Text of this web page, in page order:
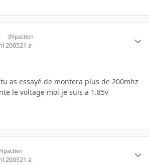
INpactien
200521 a
as essayé de montera plus de 200mhz
le voltage moi je suis a 1.85v
200521 a